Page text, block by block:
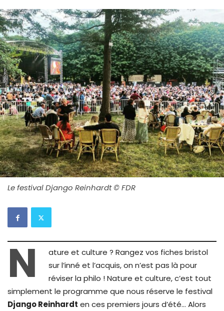
Le festival Django Reinhardt © FDR
N
ature et culture ? Rangez vos fiches bristol
sur l’inné et l’acquis, on n’est pas là pour
réviser la philo ! Nature et culture, c’est tout
simplement le programme que nous réserve le festival
Django Reinhardt en ces premiers jours d’été… Alors